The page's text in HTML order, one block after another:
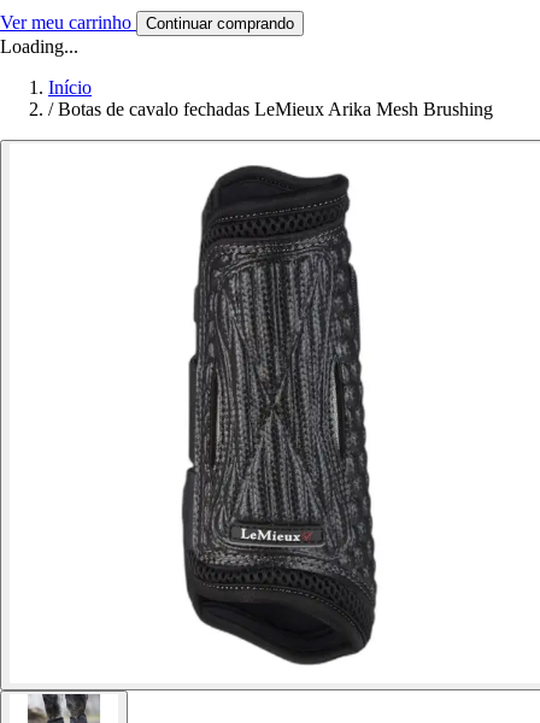
Ver meu carrinho Continuar comprando
Loading...
Início
/ Botas de cavalo fechadas LeMieux Arika Mesh Brushing